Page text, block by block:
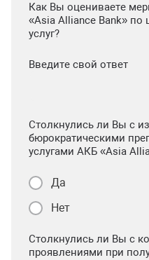
Как Вы оцениваете
«Asia Alliance Bank» по
услуг?
Введите свой ответ
Столкнулись ли Вы с
бюрократическими
услугами АКБ «Asia
Да
Нет
Столкнулись ли Вы с
проявлениями при